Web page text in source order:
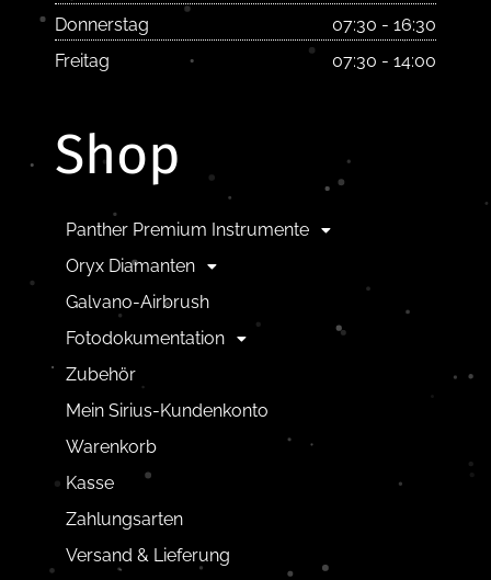
Donnerstag
07:30 - 16:30
Freitag
07:30 - 14:00
Shop
Panther Premium Instrumente
Oryx Diamanten
Galvano-Airbrush
Fotodokumentation
Zubehör
Mein Sirius-Kundenkonto
Warenkorb
Kasse
Zahlungsarten
Versand & Lieferung